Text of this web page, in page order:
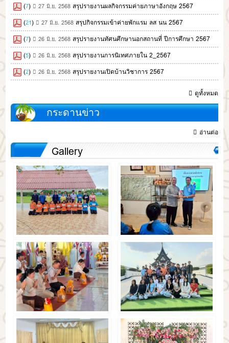
(7) 27 มิ.ย. 2568 สรุปรายงานผลกิจกรรมค่ายภาษาอังกฤษ 2567
(21) 27 มิ.ย. 2568 สรุปกิจกรรมเข้าค่ายพักแรม ลส นน 2567
(7) 26 มิ.ย. 2568 สรุปรายงานทัศนศึกษานอกสถานที่ ปีการศึกษา 2567
(5) 26 มิ.ย. 2568 สรุปรายงานการนิเทศภายใน 2_2567
(2) 26 มิ.ย. 2568 สรุปรายงานเปิดบ้านวิชาการ 2567
ดูทั้งหมด
กระดานข่าว
อ่านต่อ
Gallery